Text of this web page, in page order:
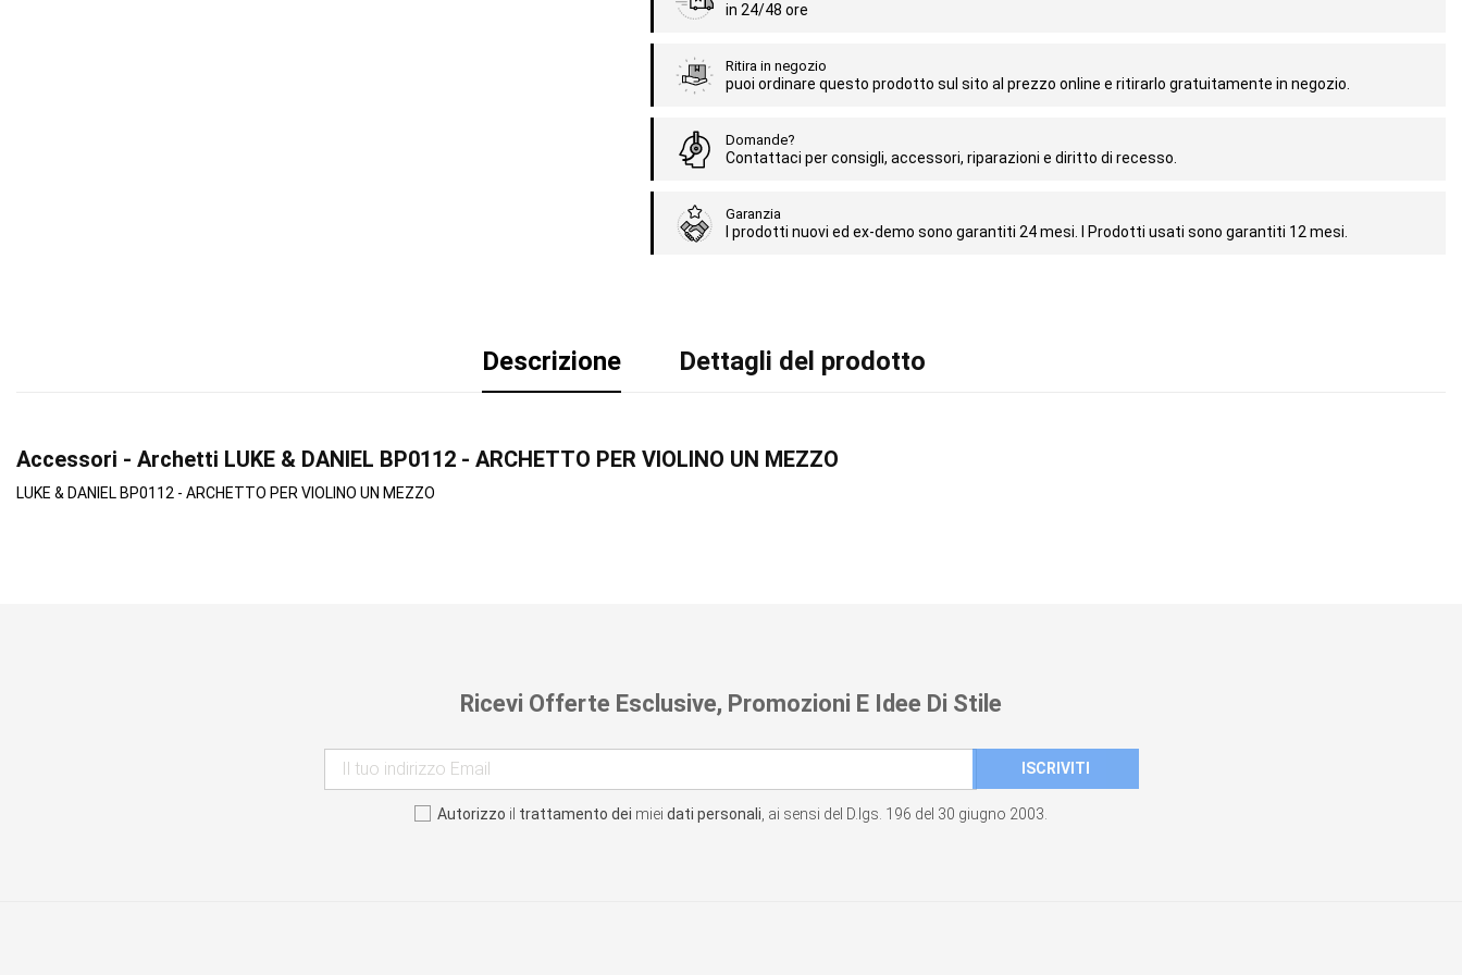
in 24/48 ore
Ritira in negozio
puoi ordinare questo prodotto sul sito al prezzo online e ritirarlo gratuitamente in negozio.
Domande?
Contattaci per consigli, accessori, riparazioni e diritto di recesso.
Garanzia
I prodotti nuovi ed ex-demo sono garantiti 24 mesi. I Prodotti usati sono garantiti 12 mesi.
Descrizione Dettagli del prodotto
Accessori - Archetti LUKE & DANIEL BP0112 - ARCHETTO PER VIOLINO UN MEZZO
LUKE & DANIEL BP0112 - ARCHETTO PER VIOLINO UN MEZZO
Ricevi Offerte Esclusive, Promozioni E Idee Di Stile
Autorizzo il trattamento dei miei dati personali , ai sensi del D.lgs. 196 del 30 giugno 2003.